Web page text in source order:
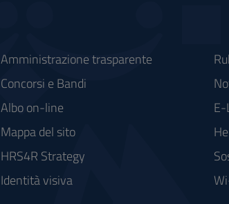
Amministrazione trasparente
Concorsi e Bandi
Albo on-line
Mappa del sito
HRS4R Strategy
Identità visiva